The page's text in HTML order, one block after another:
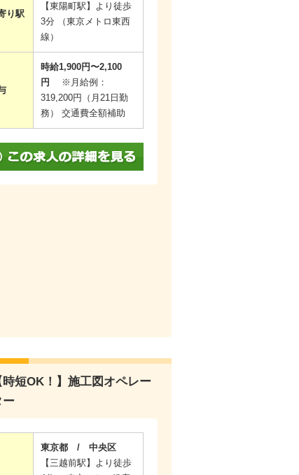
り駅
【東陽町駅】より徒歩
3分 （東京メトロ東西
線）
時給1,900円〜2,100
円
※月給例：
319,200円（月21日勤
務） 交通費全額補助
時短OK！】施工図オペレー
ー
東京都 / 中央区
【三越前駅】より徒歩